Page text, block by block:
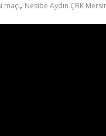
maçı, Nesibe Aydın ÇBK